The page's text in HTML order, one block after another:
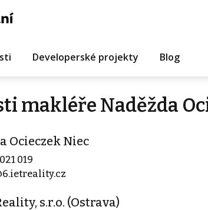
Developerské projekty Blog
makléře Naděžda
Ocieczek Niec
019
s.r.o. (Ostrava)